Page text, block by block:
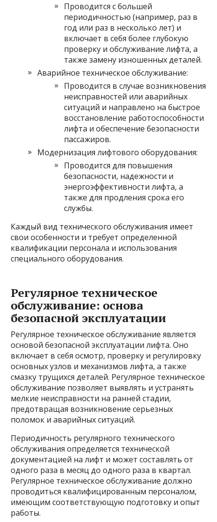
Проводится с большей
периодичностью (например, раз в
год или раз в несколько лет) и
включает в себя более глубокую
проверку и обслуживание лифта, а
также замену изношенных деталей.
Аварийное техническое обслуживание:
Проводится в случае возникновения
неисправностей или аварийных
ситуаций и направлено на быстрое
восстановление работоспособности
лифта и обеспечение безопасности
пассажиров.
Модернизация лифтового оборудования:
Проводится для повышения
безопасности, надежности и
энергоэффективности лифта, а
также для продления срока его
службы.
Каждый вид технического обслуживания имеет
свои особенности и требует определенной
квалификации персонала и использования
специального оборудования.
Регулярное техническое
обслуживание: основа
безопасной эксплуатации
Регулярное техническое обслуживание является
основой безопасной эксплуатации лифта. Оно
включает в себя осмотр, проверку и регулировку
основных узлов и механизмов лифта, а также
смазку трущихся деталей. Регулярное техническое
обслуживание позволяет выявлять и устранять
мелкие неисправности на ранней стадии,
предотвращая возникновение серьезных
поломок и аварийных ситуаций.
Периодичность регулярного технического
обслуживания определяется технической
документацией на лифт и может составлять от
одного раза в месяц до одного раза в квартал.
Регулярное техническое обслуживание должно
проводиться квалифицированным персоналом,
имеющим соответствующую подготовку и опыт
работы.